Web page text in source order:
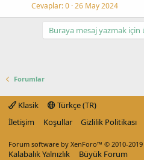
Cevaplar 0 26 May 2024
Buraya mesaj yazmak için
Forumlar
Klasik
Türkçe (TR)
İletişim
Koşullar Gizlilik Politikası
Forum software by XenForo™ © 2010-
Kalabalık Yalnızlık Büyük Forum